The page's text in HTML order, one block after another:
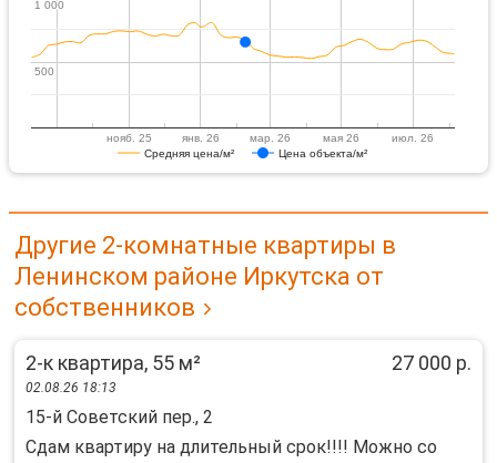
Средняя цена/м² Цена объекта/м²
нояб. 25 янв. 26 мар. 26 мая 26 июл. 26
500
500
1 000
1 000
Другие 2-комнатные квартиры в
Ленинском районе Иркутска от
собственников
2-к квартира, 55 м² 27 000 р.
02.08.26 18:13
15-й Советский пер., 2
Сдам квартиру на длительный срок!!!! Можно со